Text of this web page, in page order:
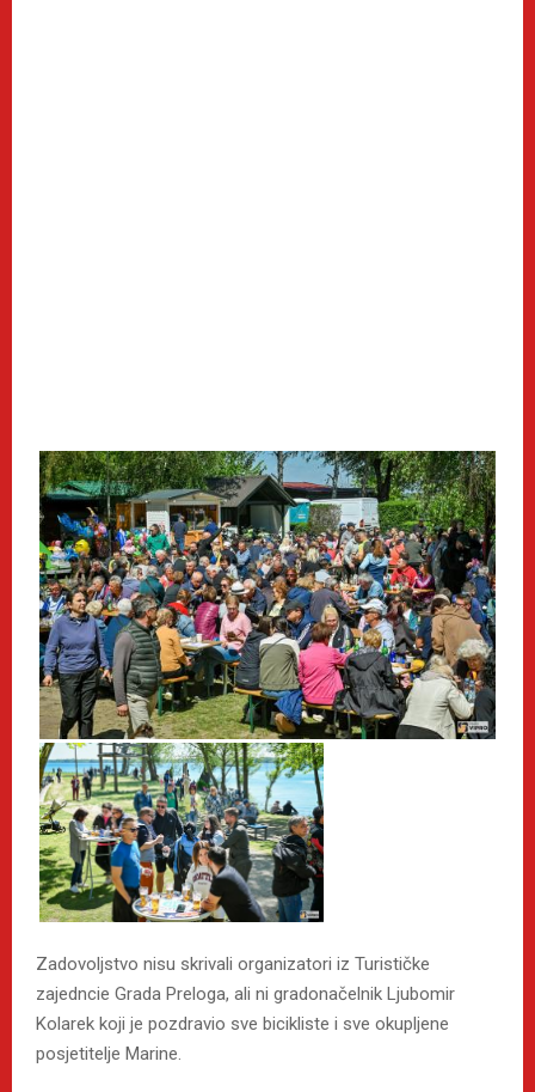
Zadovoljstvo nisu skrivali organizatori iz Turističke
zajedncie Grada Preloga, ali ni gradonačelnik Ljubomir
Kolarek koji je pozdravio sve bicikliste i sve okupljene
posjetitelje Marine.